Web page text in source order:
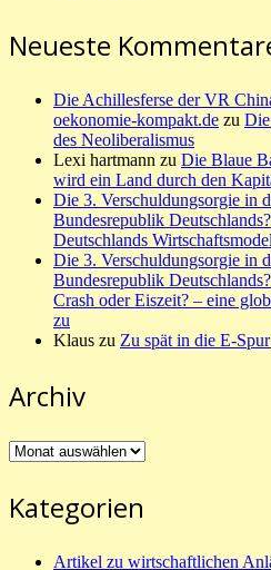
Neueste
Die Achillesferse der VR
oekonomie-kompakt.de zu
des Neoliberalismus
Lexi hartmann zu Die Blaue
wird ein Land durch den
Die 3. Verschuldungsorgie in
Bundesrepublik
Deutschlands
Die 3. Verschuldungsorgie in
Bundesrepublik
Crash oder Eiszeit? – eine
zu
Klaus zu Zu spät in die E-
Archiv
Archiv
Kategorien
Artikel zu wirtschaftlichen